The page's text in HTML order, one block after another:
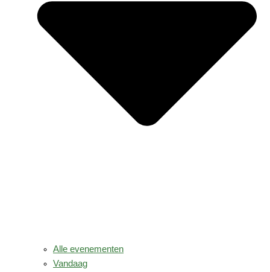
Alle evenementen
Vandaag